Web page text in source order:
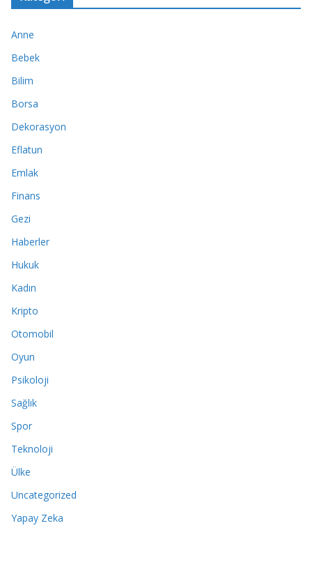
Anne
Bebek
Bilim
Borsa
Dekorasyon
Eflatun
Emlak
Finans
Gezi
Haberler
Hukuk
Kadın
Kripto
Otomobil
Oyun
Psikoloji
Sağlık
Spor
Teknoloji
Ülke
Uncategorized
Yapay Zeka